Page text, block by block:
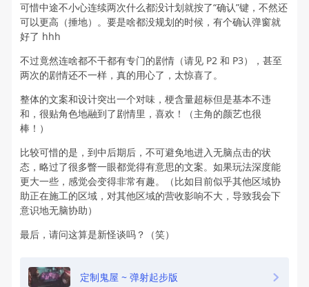
可惜中途不小心连续两次什么都没计划就按了“确认”键，不然还
可以更高（捶地）。要是啥都没规划的时候，有个确认弹窗就
好了 hhh
不过竟然连啥都不干都有专门的剧情（请见 P2 和 P3），甚至
两次的剧情还不一样，真的用心了，太惊喜了。
整体的文案和设计突出一个对味，梗含量超标但是基本不违
和，很贴角色地融到了剧情里，喜欢！（主角的颜艺也很
棒！）
比较可惜的是，到中后期后，不可避免地进入无脑点击的状
态，略过了很多瞥一眼都觉得有意思的文案。如果玩法深度能
更大一些，感觉会变得非常有趣。（比如目前似乎其他区域协
助正在施工的区域，对其他区域的营收影响不大，导致我会下
意识地无脑协助）
最后，请问这算是新怪谈吗？（笑）
定制鬼屋 ~ 弹射起步版